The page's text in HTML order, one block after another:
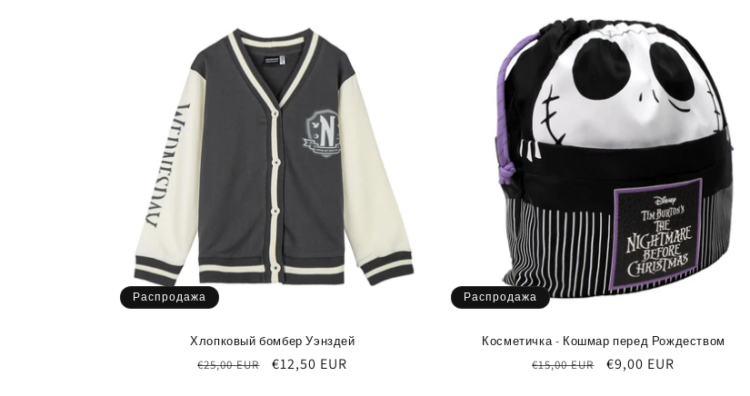
Распродажа
Хлопковый бомбер Уэнздей
Обычная
€25,00 EUR
Цена
€12,50 EUR
Распродажа
Косметичка - Кошмар перед Рождеством
Обычная
€15,00 EUR
Цена
€9,00 EUR